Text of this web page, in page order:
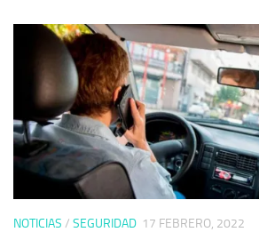
NOTICIAS / SEGURIDAD 17 FEBRERO, 2022